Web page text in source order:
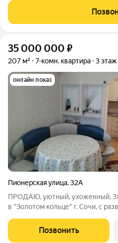
престижном доме бизнес-
Это идеальное жилье для
35 000 000 ₽
207 м² 7-комн. квартира 3 этаж
онлайн показ
Пионерская улица,32А
ПРОДАЮ, уютный, ухоженный, 3х
в "Золотом кольце" г. Сочи, с
метров. Объект выстроен в 2011
цоколь, по документам
Позвонить